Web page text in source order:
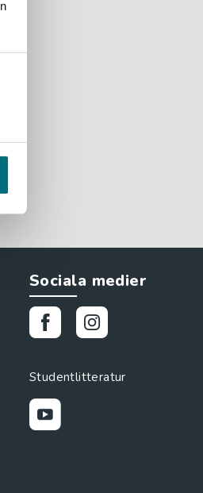
Sociala medier
Studentlitteratur